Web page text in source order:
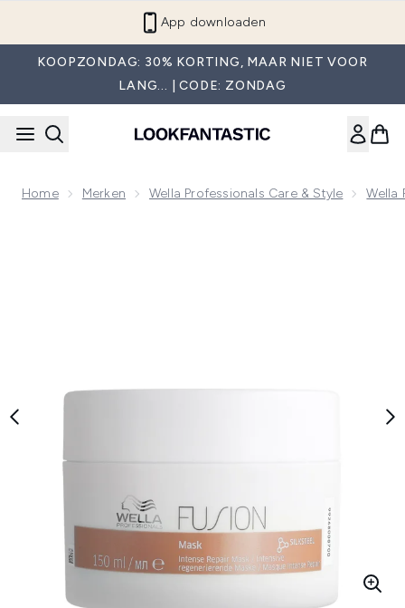
App downloaden
KOOPZONDAG: 30% KORTING, MAAR NIET VOOR
LANG... | CODE: ZONDAG
Home Merken Wella Professionals Care & Style Wella